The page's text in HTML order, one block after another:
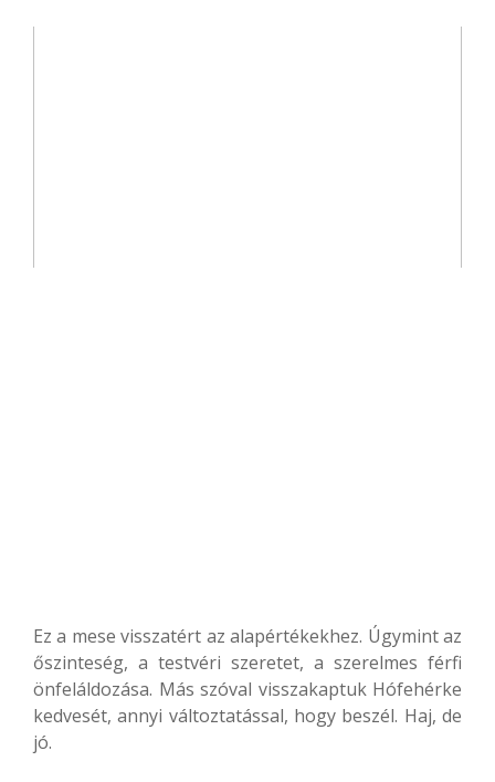
Ez a mese visszatért az alapértékekhez. Úgymint az
őszinteség, a testvéri szeretet, a szerelmes férfi
önfeláldozása. Más szóval visszakaptuk Hófehérke
kedvesét, annyi változtatással, hogy beszél. Haj, de
jó.